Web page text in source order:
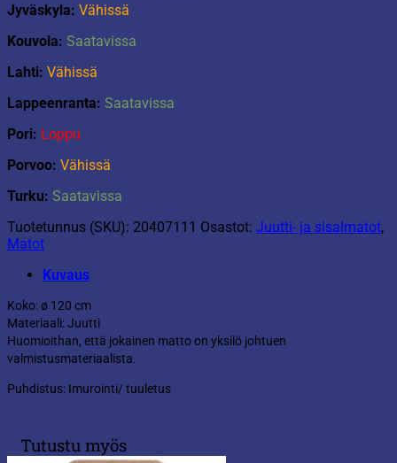
Jyväskyla: Vähissä
Kouvola: Saatavissa
Lahti: Vähissä
Lappeenranta: Saatavissa
Pori: Loppu
Porvoo: Vähissä
Turku: Saatavissa
Tuotetunnus (SKU): 20407111 Osastot: Juutti- ja sisalmatot,
Matot
Kuvaus
Koko: ø 120 cm
Materiaali: Juutti
Huomioithan, että jokainen matto on yksilö johtuen
valmistusmateriaalista.
Puhdistus: Imurointi/ tuuletus
Tutustu myös